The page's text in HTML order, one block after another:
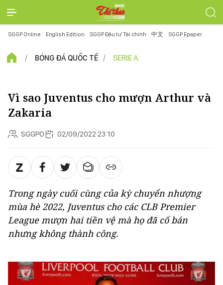
SGGP Online English Edition SGGP Đầu tư Tài chính 中文 SGGP Epaper
BÓNG ĐÁ QUỐC TẾ SERIE A
Vì sao Juventus cho mượn Arthur và
Zakaria
SGGPO 02/09/2022 23:10
Trong ngày cuối cùng của kỳ chuyển nhượng
mùa hè 2022, Juventus cho các CLB Premier
League mượn hai tiền vệ mà họ đã cố bán
nhưng không thành công.